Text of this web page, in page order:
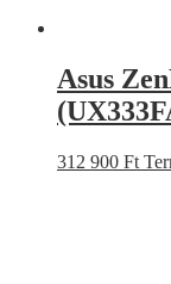
Asus
312 900 Ft